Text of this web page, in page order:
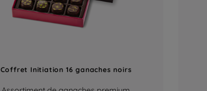
Coffret Initiation 16 ganaches noirs